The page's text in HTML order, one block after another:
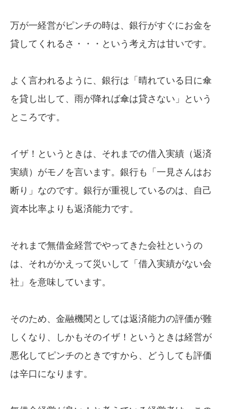
万が一経営がピンチの時は、銀行がすぐにお金を
貸してくれるさ・・・という考え方は甘いです。
よく言われるように、銀行は「晴れている日に傘
を貸し出して、雨が降れば傘は貸さない」という
ところです。
イザ！というときは、それまでの借入実績（返済
実績）がモノを言います。銀行も「一見さんはお
断り」なのです。銀行が重視しているのは、自己
資本比率よりも返済能力です。
それまで無借金経営でやってきた会社というの
は、それがかえって災いして「借入実績がない会
社」を意味しています。
そのため、金融機関としては返済能力の評価が難
しくなり、しかもそのイザ！というときは経営が
悪化してピンチのときですから、どうしても評価
は辛口になります。